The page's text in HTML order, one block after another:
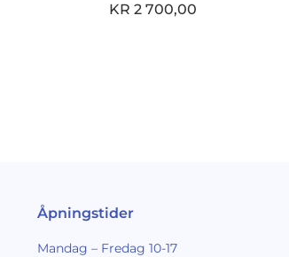
KR 2 700,00
Åpningstider
Mandag – Fredag 10-17